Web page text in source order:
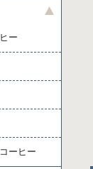
ー
ーヒー